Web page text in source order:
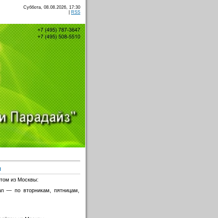
Суббота, 08.08.2026, 17:30
RSS
из Москвы:
— по вторникам, пятницам,